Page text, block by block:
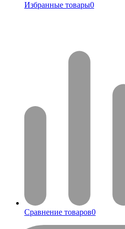
Избранные товары0
Сравнение товаров0